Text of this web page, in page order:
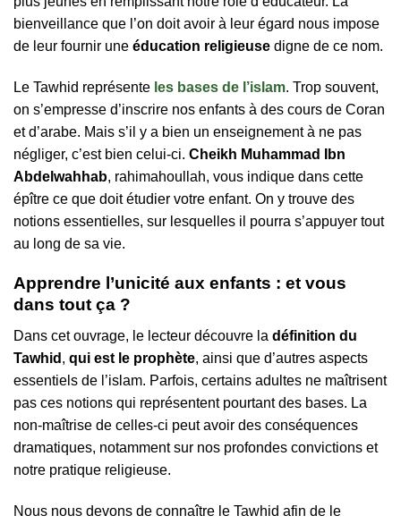
bienveillance que l’on doit avoir à leur égard nous impose
de leur fournir une éducation religieuse digne de ce nom.
Le Tawhid représente les bases de l’islam. Trop souvent,
on s’empresse d’inscrire nos enfants à des cours de Coran
et d’arabe. Mais s’il y a bien un enseignement à ne pas
négliger, c’est bien celui-ci. Cheikh Muhammad Ibn
Abdelwahhab, rahimahoullah, vous indique dans cette
épître ce que doit étudier votre enfant. On y trouve des
notions essentielles, sur lesquelles il pourra s’appuyer tout
au long de sa vie.
Apprendre l’unicité aux enfants : et vous
dans tout ça ?
Dans cet ouvrage, le lecteur découvre la définition du
Tawhid , qui est le prophète, ainsi que d’autres aspects
essentiels de l’islam. Parfois, certains adultes ne maîtrisent
pas ces notions qui représentent pourtant des bases. La
non-maîtrise de celles-ci peut avoir des conséquences
dramatiques, notamment sur nos profondes convictions et
notre pratique religieuse.
Nous nous devons de connaître le Tawhid afin de le